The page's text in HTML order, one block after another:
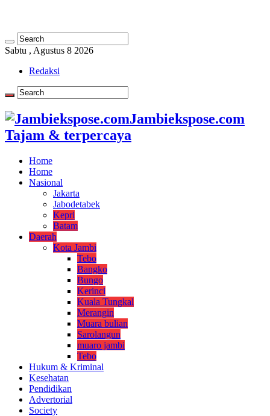
Sabtu , Agustus 8 2026
Redaksi
Jambiekspose.com
Tajam & terpercaya
Home
Home
Nasional
Jakarta
Jabodetabek
Kepri
Batam
Daerah
Kota Jambi
Tebo
Bangko
Bungo
Kerinci
Kuala Tungkal
Merangin
Muara bulian
Sarolangun
muaro jambi
Tebo
Hukum & Kriminal
Kesehatan
Pendidikan
Advertorial
Society